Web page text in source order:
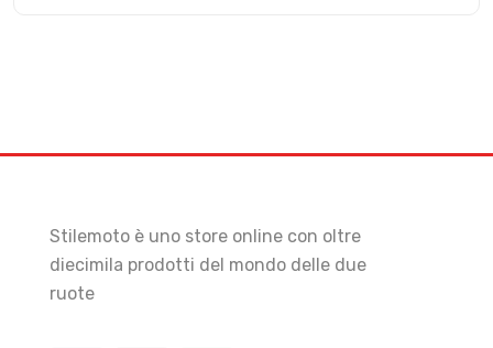
Stilemoto è uno store online con oltre
diecimila prodotti del mondo delle due
ruote